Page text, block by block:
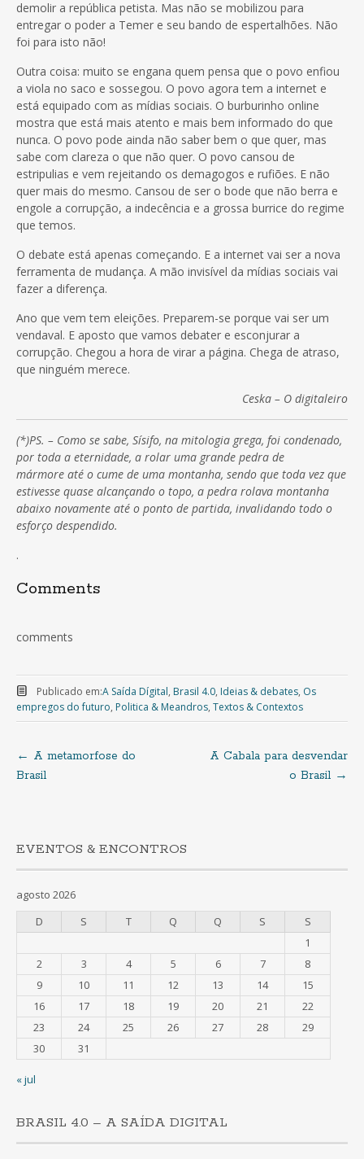
demolir a república petista. Mas não se mobilizou para
entregar o poder a Temer e seu bando de espertalhões. Não
foi para isto não!
Outra coisa: muito se engana quem pensa que o povo enfiou
a viola no saco e sossegou. O povo agora tem a internet e
está equipado com as mídias sociais. O burburinho online
mostra que está mais atento e mais bem informado do que
nunca. O povo pode ainda não saber bem o que quer, mas
sabe com clareza o que não quer. O povo cansou de
estripulias e vem rejeitando os demagogos e rufiões. E não
quer mais do mesmo. Cansou de ser o bode que não berra e
engole a corrupção, a indecência e a grossa burrice do regime
que temos.
O debate está apenas começando. E a internet vai ser a nova
ferramenta de mudança. A mão invisível da mídias sociais vai
fazer a diferença.
Ano que vem tem eleições. Preparem-se porque vai ser um
vendaval. E aposto que vamos debater e esconjurar a
corrupção. Chegou a hora de virar a página. Chega de atraso,
que ninguém merece.
Ceska – O digitaleiro
(*)PS. – Como se sabe, Sísifo, na mitologia grega, foi condenado,
por toda a eternidade, a rolar uma grande pedra de
mármore até o cume de uma montanha, sendo que toda vez que
estivesse quase alcançando o topo, a pedra rolava montanha
abaixo novamente até o ponto de partida, invalidando todo o
esforço despendido.
.
Comments
comments
Publicado em:A Saída Dígital, Brasil 4.0, Ideias & debates, Os
empregos do futuro, Politica & Meandros, Textos & Contextos
Navegação
artigos
← A metamorfose do
Brasil
A Cabala para desvendar
o Brasil →
EVENTOS & ENCONTROS
agosto 2026
D
S T Q Q S
S
1
2
3 4 5 6 7
8
9
10 11 12 13 14
15
16
17 18 19 20 21
22
23
24 25 26 27 28
29
30
31
« jul
BRASIL 4.0 – A SAÍDA DIGITAL